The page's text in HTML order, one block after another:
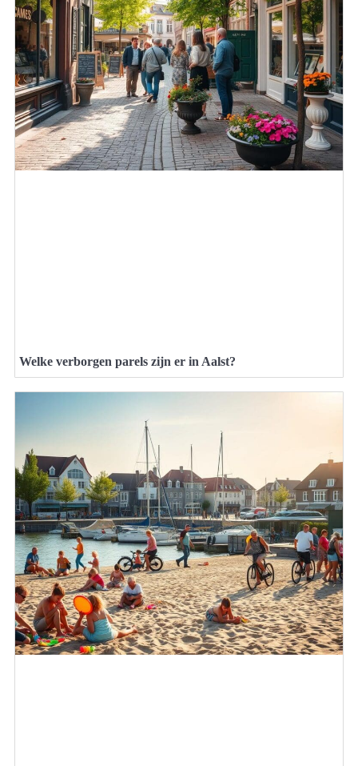
Welke verborgen parels zijn er in Aalst?